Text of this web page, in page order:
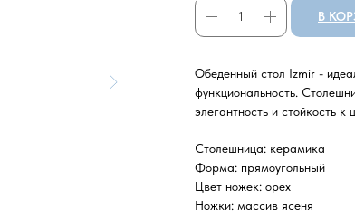
В
Обеденный стол Izmir -
функциональность.
элегантность и стойкость
Столешница: керамика
Форма: прямоугольный
Цвет ножек: орех
Ножки: массив ясеня